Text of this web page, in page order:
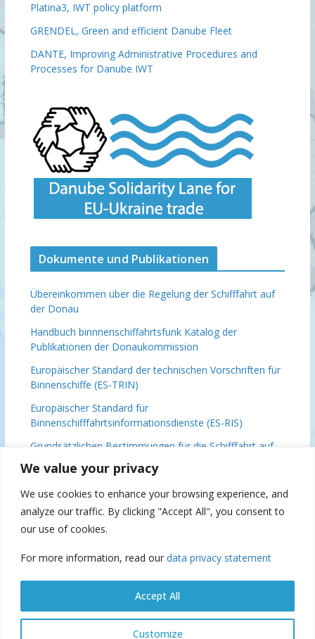
We value your privacy
We use cookies to enhance your browsing experience, and
analyze our traffic. By clicking "Accept All", you consent to
our use of cookies.
For more information, read our data privacy statement
Customize
Accept All
Platina3, IWT policy platform
GRENDEL, Green and efficient Danube Fleet
DANTE, Improving Administrative Procedures and
Processes for Danube IWT
Dokumente und Publikationen
Übereinkommen über die Regelung der Schifffahrt auf
der Donau
Handbuch binnnenschiffahrtsfunk Katalog der
Publikationen der Donaukommission
Europäischer Standard der technischen Vorschriften für
Binnenschiffe (ES-TRIN)
Europäischer Standard für
Binnenschifffahrtsinformationsdienste (ES-RIS)
Grundsätzlichen Bestimmungen für die Schifffahrt auf
der Donau (DFND)
Dezember 2018 in Brüssel
Donaukommission 70 (IFAT), 2019